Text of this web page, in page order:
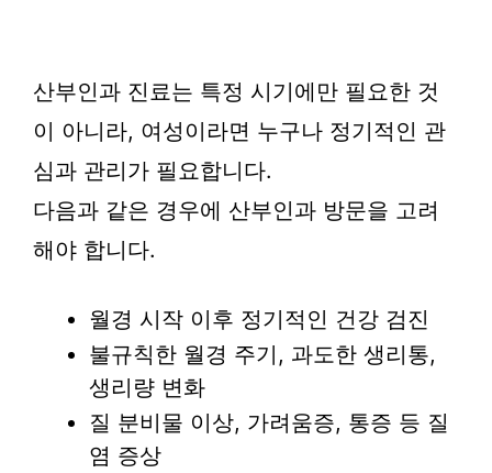
산부인과 진료는 특정 시기에만 필요한 것
이 아니라, 여성이라면 누구나 정기적인 관
심과 관리가 필요합니다.
다음과 같은 경우에 산부인과 방문을 고려
해야 합니다.
월경 시작 이후 정기적인 건강 검진
불규칙한 월경 주기, 과도한 생리통,
생리량 변화
질 분비물 이상, 가려움증, 통증 등 질
염 증상